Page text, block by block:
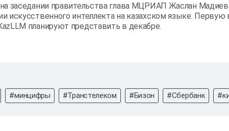
заседании правительства глава МЦРИАП Жаслан Мадиев
искусственного интеллекта на казахском языке.
планируют представить в декабре.
#минцифры #Транстелеком #Бизон #Сбербанк